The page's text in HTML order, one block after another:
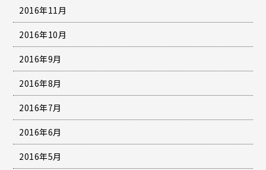
2016年11月
2016年10月
2016年9月
2016年8月
2016年7月
2016年6月
2016年5月